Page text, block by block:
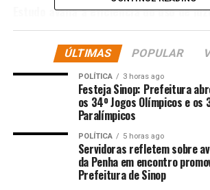
Estudo avalia a eficiência do uso de
DON'T MISS
Seduc inicia ano letivo de 2026 com
permanência escolar e combate à evasão
ÚLTIMAS POPULAR
POLÍTICA 3 horas ago
Festeja Sinop: Prefeitura
os 34º Jogos Olímpicos e os
Paralímpicos
POLÍTICA 5 horas ago
Servidoras refletem sobre
da Penha em encontro
Prefeitura de Sinop